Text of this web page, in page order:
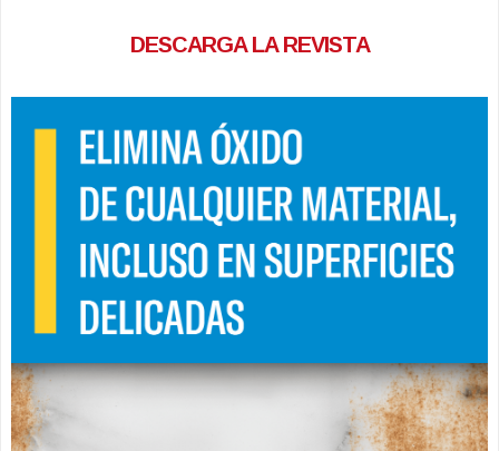
DESCARGA LA REVISTA